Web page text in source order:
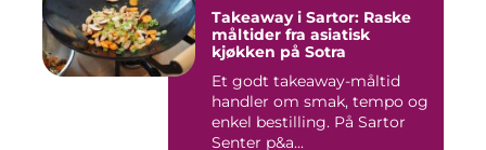
Takeaway i Sartor: Raske
måltider fra asiatisk
kjøkken på Sotra
Et godt takeaway-måltid
handler om smak, tempo og
enkel bestilling. På Sartor
Senter p&a...